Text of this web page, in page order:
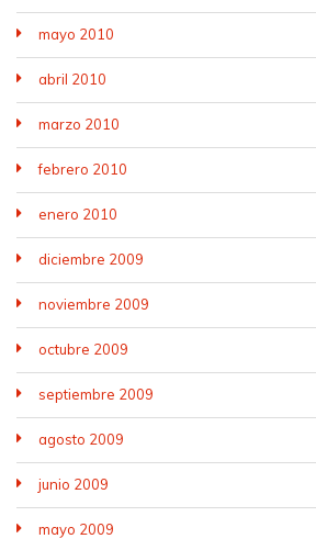
mayo 2010
abril 2010
marzo 2010
febrero 2010
enero 2010
diciembre 2009
noviembre 2009
octubre 2009
septiembre 2009
agosto 2009
junio 2009
mayo 2009